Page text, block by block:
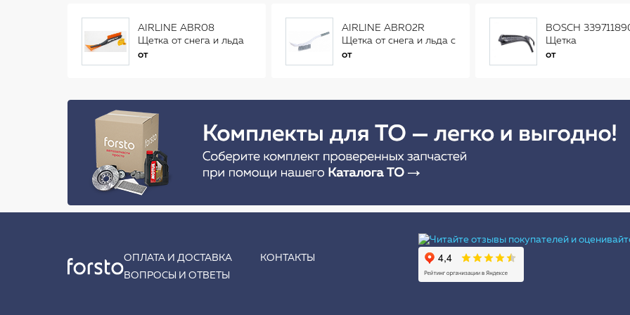
AIRLINE ABR08
Щетка от снега и льда
(34 см)
от
AIRLINE ABR02R
Щетка от снега и льда с
распушенной щетиной
от
BOSCH
Щетка
стеклоочистителя
от
ОПЛАТА И ДОСТАВКА
КОНТАКТЫ
ВОПРОСЫ И ОТВЕТЫ